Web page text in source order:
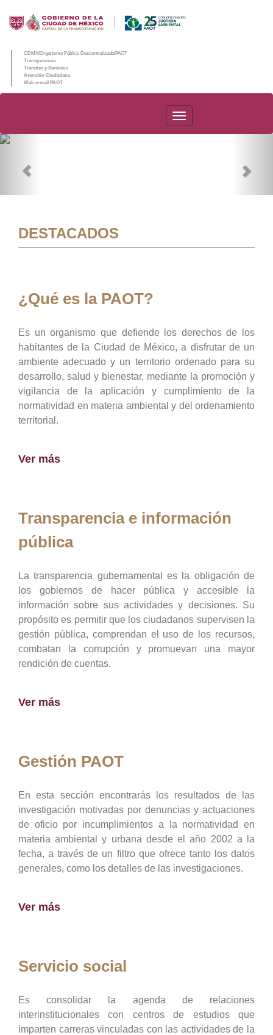
CDMX/Organismo Público Descentralizado/PAOT
Transparencia
Trámites y Servicios
Atención Ciudadana
Web e-mail PAOT
PAOT
DESTACADOS
¿Qué es la PAOT?
Es un organismo que defiende los derechos de los
habitantes de la Ciudad de México, a disfrutar de un
ambiente adecuado y un territorio ordenado para su
desarrollo, salud y bienestar, mediante la promoción y
vigilancia de la aplicación y cumplimiento de la
normatividad en materia ambiental y del ordenamiento
territorial.
Ver más
Transparencia e información
pública
La transparencia gubernamental es la obligación de
los gobiernos de hacer pública y accesible la
información sobre sus actividades y decisiones. Su
propósito es permitir que los ciudadanos supervisen la
gestión pública, comprendan el uso de los recursos,
combatan la corrupción y promuevan una mayor
rendición de cuentas.
Ver más
Gestión PAOT
En esta sección encontrarás los resultados de las
investigación motivadas por denuncias y actuaciones
de oficio por incumplimientos a la normatividad en
materia ambiental y urbana desde el año 2002 a la
fecha, a través de un filtro que ofrece tanto los datos
generales, como los detalles de las investigaciones.
Ver más
Servicio social
Es consolidar la agenda de relaciones
interinstitucionales con centros de estudios que
imparten carreras vinculadas con las actividades de la